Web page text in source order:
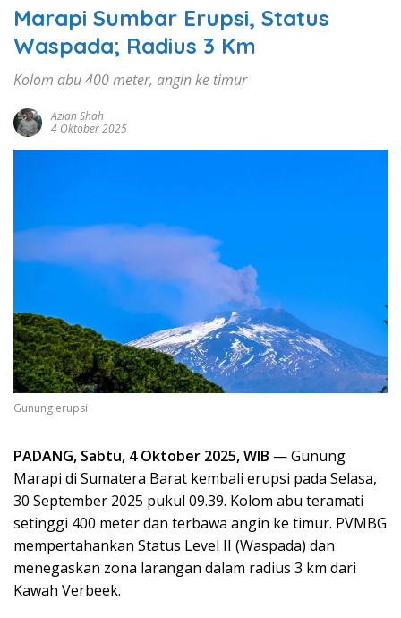
Marapi Sumbar Erupsi, Status
Waspada; Radius 3 Km
Kolom abu 400 meter, angin ke timur
Azlan Shah
4 Oktober 2025
Gunung erupsi
PADANG, Sabtu, 4 Oktober 2025, WIB — Gunung
Marapi di Sumatera Barat kembali erupsi pada Selasa,
30 September 2025 pukul 09.39. Kolom abu teramati
setinggi 400 meter dan terbawa angin ke timur. PVMBG
mempertahankan Status Level II (Waspada) dan
menegaskan zona larangan dalam radius 3 km dari
Kawah Verbeek.